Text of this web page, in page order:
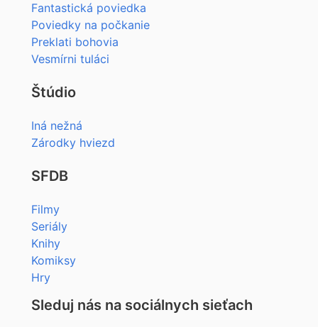
Fantastická poviedka
Poviedky na počkanie
Preklati bohovia
Vesmírni tuláci
Štúdio
Iná nežná
Zárodky hviezd
SFDB
Filmy
Seriály
Knihy
Komiksy
Hry
Sleduj nás na sociálnych sieťach